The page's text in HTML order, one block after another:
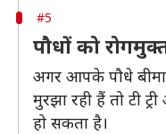
#5
पौधों को
अगर आपके पौधे
मुरझा रही हैं तो टी
हो सकता है।